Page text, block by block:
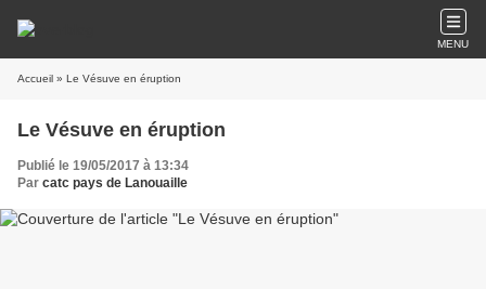
MENU
Accueil » Le Vésuve en éruption
Le Vésuve en éruption
Publié le 19/05/2017 à 13:34
Par catc pays de Lanouaille